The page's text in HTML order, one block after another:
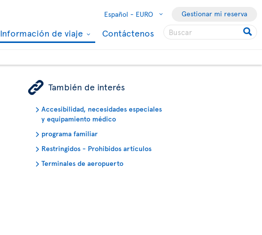
Español - EURO Gestionar mi reserva
Información de viaje Contáctenos
ÿ También de interés
Accesibilidad, necesidades especiales
y equipamiento médico
programa familiar
Restringidos - Prohibidos artículos
Terminales de aeropuerto